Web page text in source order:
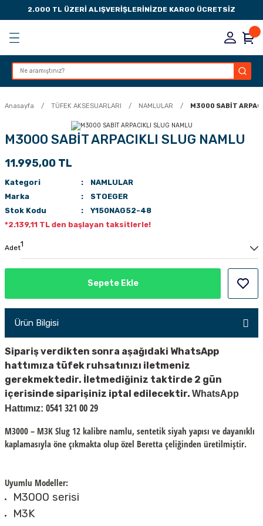
2.000 TL ÜZERİ ALIŞVERİŞLERİNİZDE KARGO ÜCRETSİZ
Geri Dön
Geri Dön
Geri Dön
Geri Dön
MANDALI
Anasayfa TÜFEK AKSESUARLARI NAMLULAR M3000 SABİT
M3000 SABİT ARPACIKLI SLUG NAMLU
11.995,00 TL
Kategori
NAMLULAR
Marka
STOEGER
Stok Kodu
Y150NAG52-48
*2.139,11 TL den başlayan taksitlerle!
Adet
Sepete Ekle
Ürün Bilgisi
Sipariş verdikten sonra aşağıdaki WhatsApp
hattımıza tüfek ruhsatınızı iletmeniz
gerekmektedir. İletmediğiniz taktirde 2 gün
içerisinde siparişiniz iptal edilecektir. WhatsApp
Hattımız: 0541 321 00 29
M3000 – M3K Slug 12 kalibre namlu, sentetik siyah yapısı ve dayanıklı
kaplamasıyla öne çıkmakta olup özel Beretta çeliğinden üretilmiştir.
Uyumlu Modeller:
M3000 serisi
M3K